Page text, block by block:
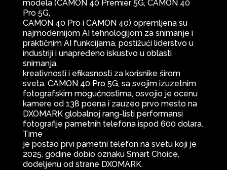
modela (CAMON 40 Premier 5G, CAMON 40
Pro 5G,
CAMON 40 Pro i CAMON 40) opremljena su
najmodernijom AI tehnologijom za snimanje i
praktičnim AI funkcijama, postižući liderstvo u
industriji i unapređeno iskustvo u oblasti
snimanja,
kreativnosti i efikasnosti za korisnike širom
sveta. CAMON 40 Pro 5G, sa svojim izuzetnim
fotografskim mogućnostima, osvojio je ocenu
kamere od 138 poena i zauzeo prvo mesto na
DXOMARK globalnoj rang-listi performansi
fotografije pametnih telefona ispod 600 dolara.
Time
je postao prvi pametni telefon na svetu koji je
2025. godine dobio oznaku Smart Choice,
dodeljenu od strane DXOMARK.